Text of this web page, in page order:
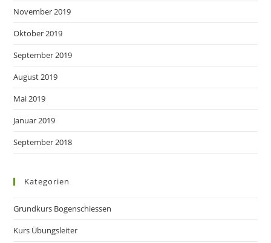
November 2019
Oktober 2019
September 2019
August 2019
Mai 2019
Januar 2019
September 2018
Kategorien
Grundkurs Bogenschiessen
Kurs Übungsleiter